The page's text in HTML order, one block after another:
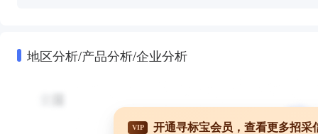
地区分析/产品分析/企业分析
VIP 开通寻标宝会员，查看更多招采